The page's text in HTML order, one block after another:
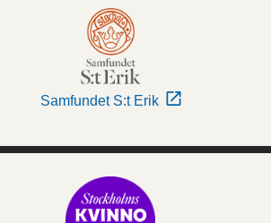
Samfundet S:t Erik